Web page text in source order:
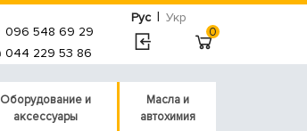
Рус | Укр
096 548 69 29
044 229 53 86
0
Оборудование и
аксессуары
Масла и
автохимия